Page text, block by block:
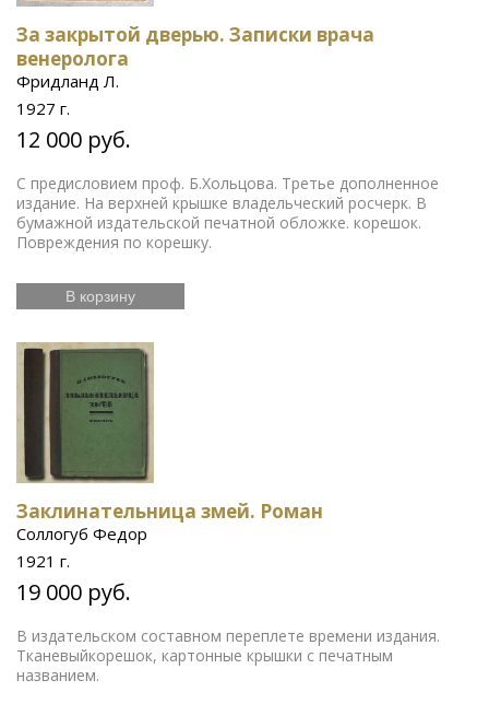
За закрытой дверью. Записки врача
венеролога
Фридланд Л.
1927 г.
12 000 руб.
С предисловием проф. Б.Хольцова. Третье дополненное
издание. На верхней крышке владельческий росчерк. В
бумажной издательской печатной обложке. корешок.
Повреждения по корешку.
В корзину
Заклинательница змей. Роман
Соллогуб Федор
1921 г.
19 000 руб.
В издательском составном переплете времени издания.
Тканевыйкорешок, картонные крышки с печатным
названием.